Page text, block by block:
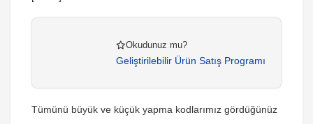
Okudunuz mu?
Geliştirilebilir Ürün Satış Programı
Tümünü büyük ve küçük yapma kodlarımız gördüğünüz